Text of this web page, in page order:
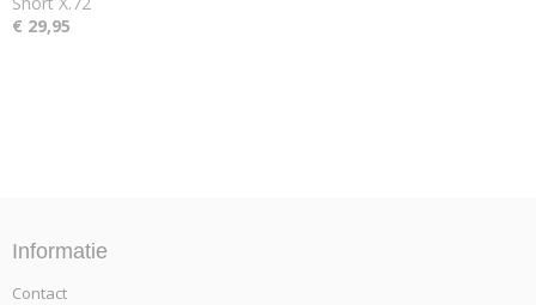
€ 29,95
Informatie
Contact